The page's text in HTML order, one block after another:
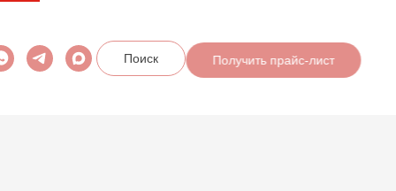
Поиск Получить прайс-лист